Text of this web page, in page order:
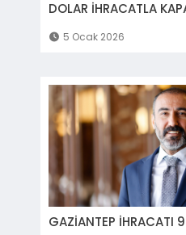
DOLAR İHRACATLA
5 Ocak 2026
GAZİANTEP İHRACATI